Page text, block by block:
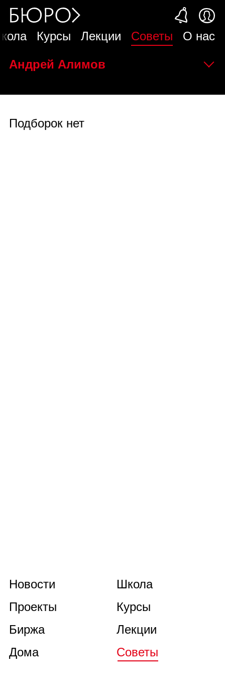
Курсы Лекции Советы О нас
Андрей Алимов
Подборок нет
Новости
Проекты
Биржа
Дома
Школа
Курсы
Лекции
Советы